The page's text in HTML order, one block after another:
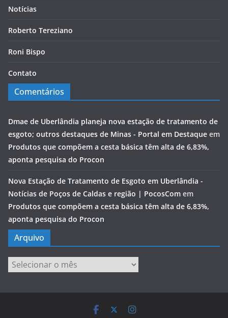
Notícias
Roberto Tereziano
Roni Bispo
Contato
Comentários
Dmae de Uberlândia planeja nova estação de tratamento de
esgoto; outros destaques de Minas - Portal em Destaque em
Produtos que compõem a cesta básica têm alta de 6,83%,
aponta pesquisa do Procon
Nova Estação de Tratamento de Esgoto em Uberlândia -
Notícias de Poços de Caldas e região | PocosCom em
Produtos que compõem a cesta básica têm alta de 6,83%,
aponta pesquisa do Procon
Arquivo
Arquivo